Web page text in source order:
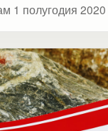
1 полугодия 2020